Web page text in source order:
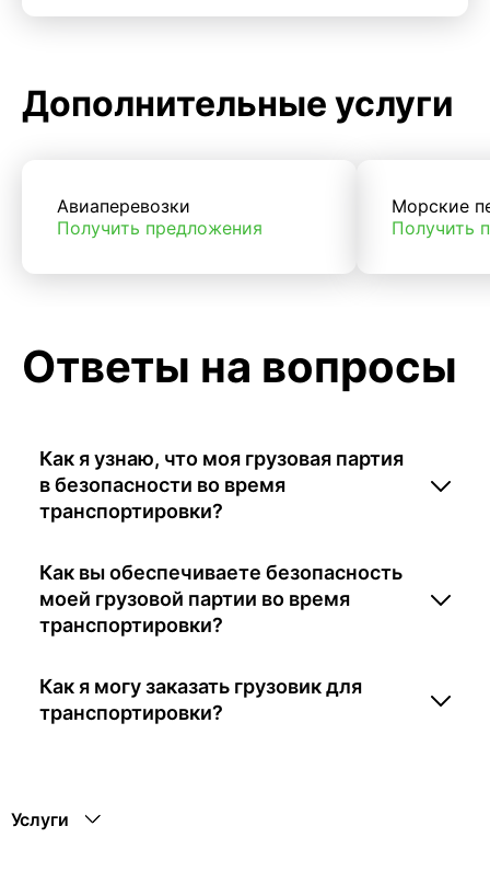
Дополнительные услуги
Авиаперевозки
Получить предложения
Морские
Получить
Ответы на вопросы
Как я узнаю, что моя грузовая партия
в безопасности во время
транспортировки?
Как вы обеспечиваете безопасность
моей грузовой партии во время
транспортировки?
Как я могу заказать грузовик для
транспортировки?
Услуги